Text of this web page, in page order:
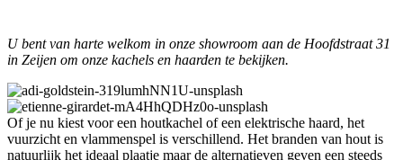
U bent van harte welkom in onze showroom aan de Hoofdstraat 31
in Zeijen om onze kachels en haarden te bekijken.
Of je nu kiest voor een houtkachel of een elektrische haard, het
vuurzicht en vlammenspel is verschillend. Het branden van hout is
natuurlijk het ideaal plaatje maar de alternatieven geven een steeds